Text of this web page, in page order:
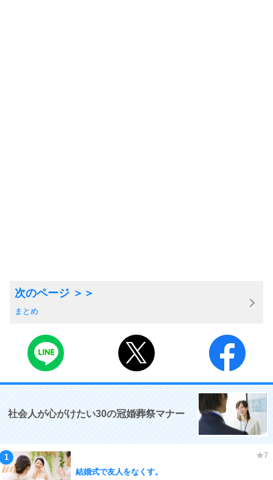
まとめ
社会人が心がけたい30の冠婚葬祭マナー
結婚式で友人をなくす。